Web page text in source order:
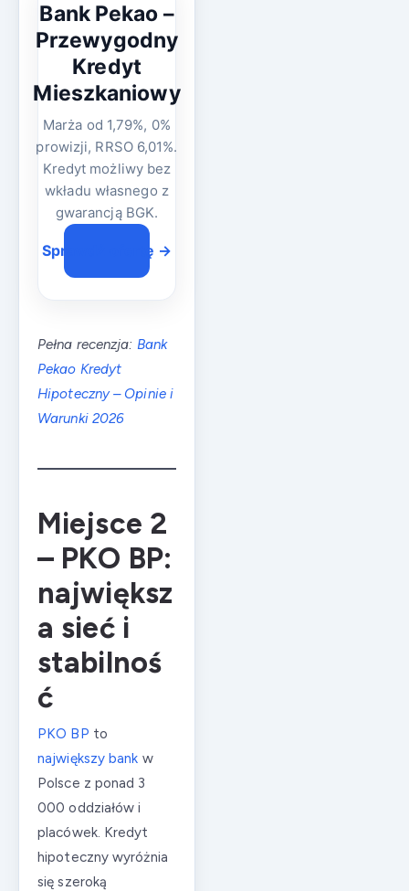
Bank Pekao –
Przewygodny
Kredyt
Mieszkaniowy
Marża od 1,79%, 0%
prowizji, RRSO 6,01%.
Kredyt możliwy bez
wkładu własnego z
gwarancją BGK.
Sprawdź ofertę →
Pełna recenzja: Bank
Pekao Kredyt
Hipoteczny – Opinie i
Warunki 2026
Miejsce 2
– PKO BP:
największ
a sieć i
stabilnoś
ć
PKO BP to
największy bank w
Polsce z ponad 3
000 oddziałów i
placówek. Kredyt
hipoteczny wyróżnia
się szeroką